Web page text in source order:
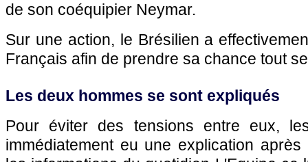
de son coéquipier Neymar.
Sur une action, le Brésilien a
Français afin de prendre sa chance tout
Les deux hommes se sont expliqués
Pour éviter des tensions entre eux,
immédiatement eu une explication